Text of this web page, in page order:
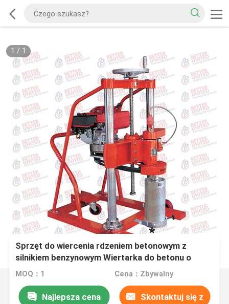
1 / 1
Sprzęt do wiercenia rdzeniem betonowym z
silnikiem benzynowym Wiertarka do betonu o
średnicy 200 mm
MOQ：1 Cena：Zbywalny
Najlepsza cena Skontaktuj się z